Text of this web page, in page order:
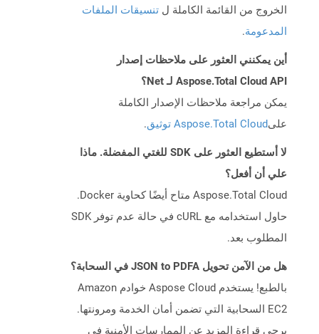
الخروج من القائمة الكاملة ل تنسيقات الملفات
المدعومة.
أين يمكنني العثور على ملاحظات إصدار
Aspose.Total Cloud API لـ Net؟
يمكن مراجعة ملاحظات الإصدار الكاملة
علىAspose.Total Cloud توثيق .
لا أستطيع العثور على SDK للغتي المفضلة. ماذا
علي أن أفعل؟
Aspose.Total Cloud متاح أيضًا كحاوية Docker.
حاول استخدامه مع cURL في حالة عدم توفر SDK
المطلوب بعد.
هل من الآمن تحويل JSON to PDFA في السحابة؟
بالطبع! يستخدم Aspose Cloud خوادم Amazon
EC2 السحابية التي تضمن أمان الخدمة ومرونتها.
يرجى قراءة المزيد عن الممارسات الأمنية في